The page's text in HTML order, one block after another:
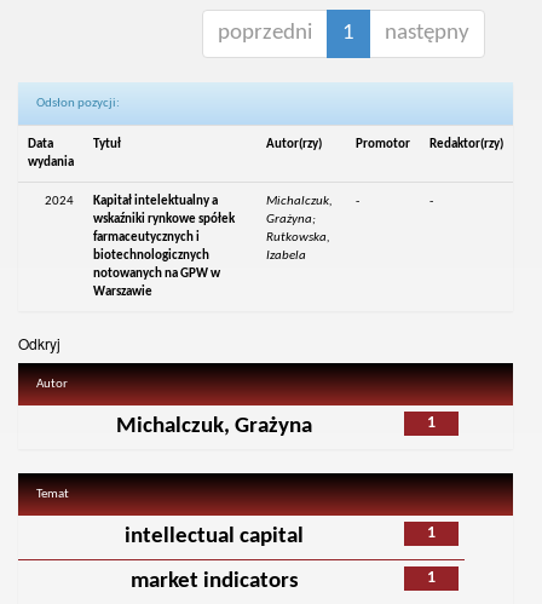
poprzedni 1 następny
Odsłon pozycji:
Data
wydania
Tytuł Autor(rzy) Promotor Redaktor(rzy)
2024
Kapitał intelektualny a
wskaźniki rynkowe spółek
farmaceutycznych i
biotechnologicznych
notowanych na GPW w
Warszawie
Michalczuk,
Grażyna;
Rutkowska,
Izabela
- -
Odkryj
Autor
1
Michalczuk, Grażyna
Temat
1
intellectual capital
1
market indicators